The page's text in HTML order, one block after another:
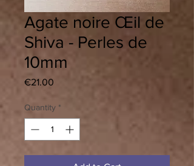
Agate noire Œil de
Shiva - Perles de
10mm
€21.00
Quantity *